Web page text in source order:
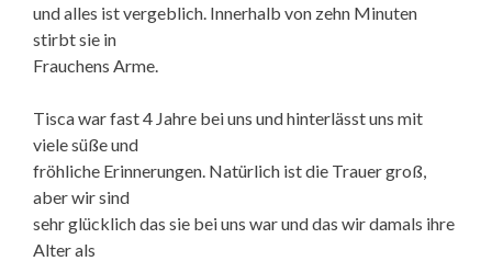
und alles ist vergeblich. Innerhalb von zehn Minuten
stirbt sie in
Frauchens Arme.
Tisca war fast 4 Jahre bei uns und hinterlässt uns mit
viele süße und
fröhliche Erinnerungen. Natürlich ist die Trauer groß,
aber wir sind
sehr glücklich das sie bei uns war und das wir damals ihre
Alter als